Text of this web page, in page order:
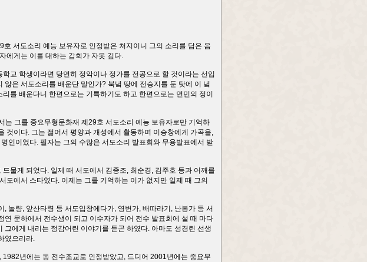
서도소리 예능 보유자로 인정받은 처지이니 그의 소리를 담은 음
에게는 이를 대하는 감회가 자못 깊다.
교 학생이라면 당연히 정악이나 정가를 전공으로 할 것이라는 선입
은 서도소리를 배운단 말인가? 북녘 땅에 전승지를 둔 탓에 이 녘
를 배운다니 한편으로는 기특하기도 하고 한편으로는 연민의 정이
그를 중요무형문화재 제29호 서도소리 예능 보유자로만 기억하
것이다. 그는 젊어서 평양과 개성에서 활동하며 이승창에게 가곡을,
인이었다. 필자는 그의 수많은 서도소리 발표회와 무용발표에서 받
물게 되었다. 일제 때 서도에서 김종조, 최순경, 김주호 등과 어깨를
에서 스타였다. 이제는 그를 기억하는 이가 없지만 일제 때 그의
놀량, 앞산타령 등 서도입창에다가, 영변가, 배따라기, 난봉가 등 서
문하에서 전수생이 되고 이수자가 되어 전수 발표회에 설 때 마다
에게 내리는 정감어린 이야기를 듣곤 하였다. 아마도 성경린 선생
였으리라.
년에는 동 전수조교로 인정받았고, 드디어 2001년에는 중요무